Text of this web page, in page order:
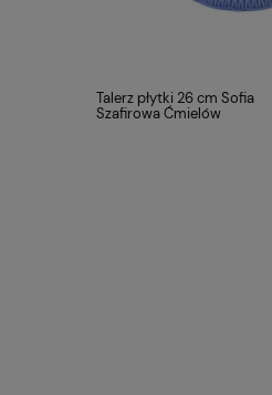
Talerz płytki 26 cm Sofia
Szafirowa Ćmielów